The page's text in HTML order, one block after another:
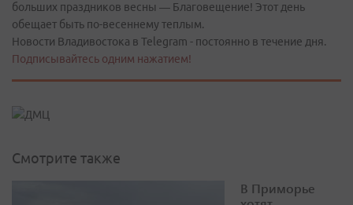
больших праздников весны — Благовещение! Этот день
обещает быть по-весеннему теплым.
Новости Владивостока в Telegram - постоянно в течение дня.
Подписывайтесь одним нажатием!
Смотрите также
В Приморье